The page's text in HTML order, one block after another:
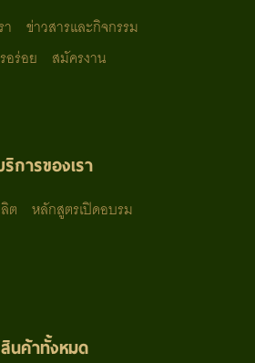
า
ข่าวสารและกิจกรรม
อร่อย
สมัครงาน
การของเรา
ต หลักสูตรเปิดอบรม
สินค้าทั้งหมด